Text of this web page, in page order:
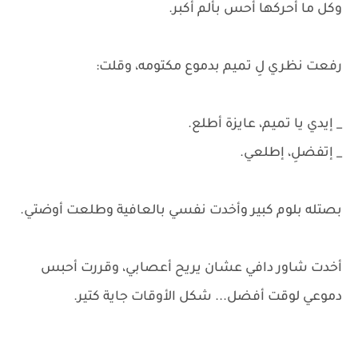
وكل ما أحركها أحس بألم أكبر.
رفعت نظري لِ تميم بدموع مكتومه، وقلت:
_ إيدي يا تميم، عايزة أطلع.
_ إتفضلِ، إطلعي.
بصتله بلوم كبير وأخدت نفسي بالعافية وطلعت أوضتي.
أخدت شاور دافي عشان يريح أعصابي، وقررت أحبس
دموعي لوقت أفضل... شكل الأوقات جاية كتير.